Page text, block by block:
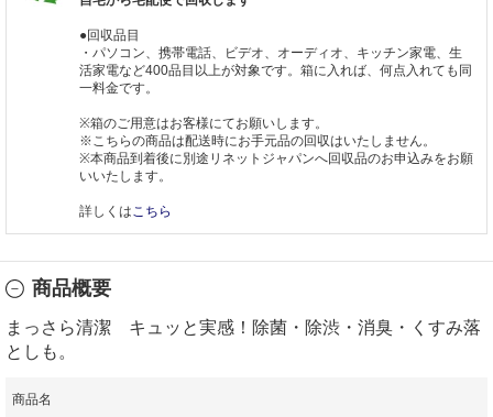
●回収品目
・パソコン、携帯電話、ビデオ、オーディオ、キッチン家電、生
活家電など400品目以上が対象です。箱に入れば、何点入れても同
一料金です。
※箱のご用意はお客様にてお願いします。
※こちらの商品は配送時にお手元品の回収はいたしません。
※本商品到着後に別途リネットジャパンへ回収品のお申込みをお願
いいたします。
詳しくは こちら
商品概要
まっさら清潔 キュッと実感！除菌・除渋・消臭・くすみ落
としも。
商品名